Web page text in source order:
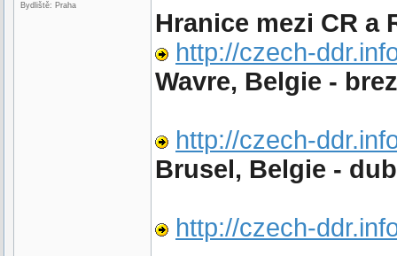
Bydliště: Praha
Hranice mezi CR a
http://czech-
Wavre, Belgie -
http://czech-
Brusel, Belgie -
http://czech-